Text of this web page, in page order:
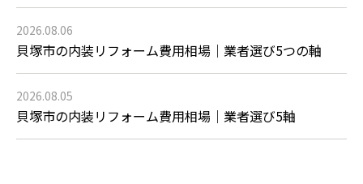
2026.08.06
貝塚市の内装リフォーム費用相場｜業者選び5つの軸
2026.08.05
貝塚市の内装リフォーム費用相場｜業者選び5軸